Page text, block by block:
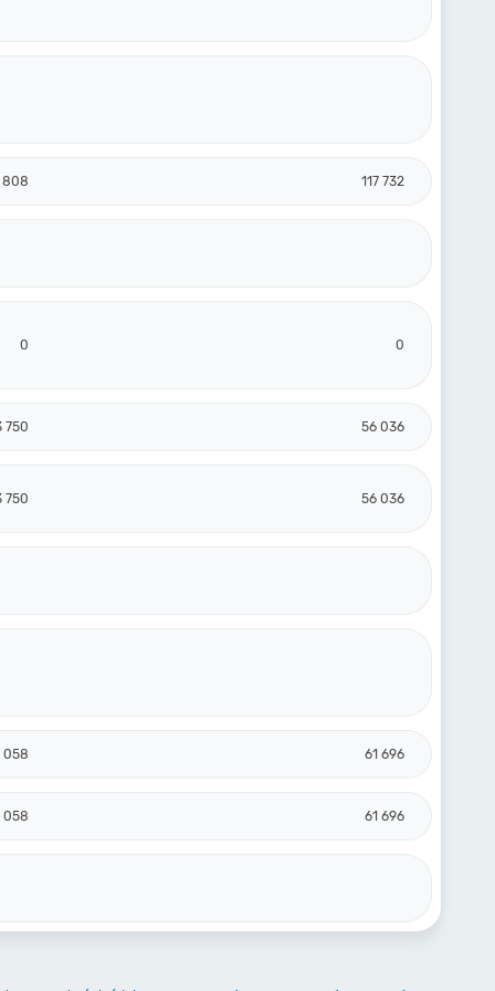
808 117 732
0 0
750 56 036
750 56 036
058 61 696
058 61 696